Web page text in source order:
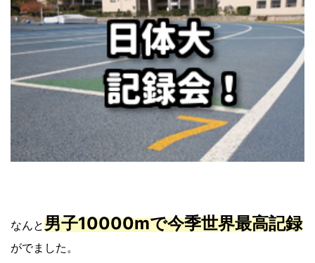
なんと男子10000mで今季世界最高記録
がでました。